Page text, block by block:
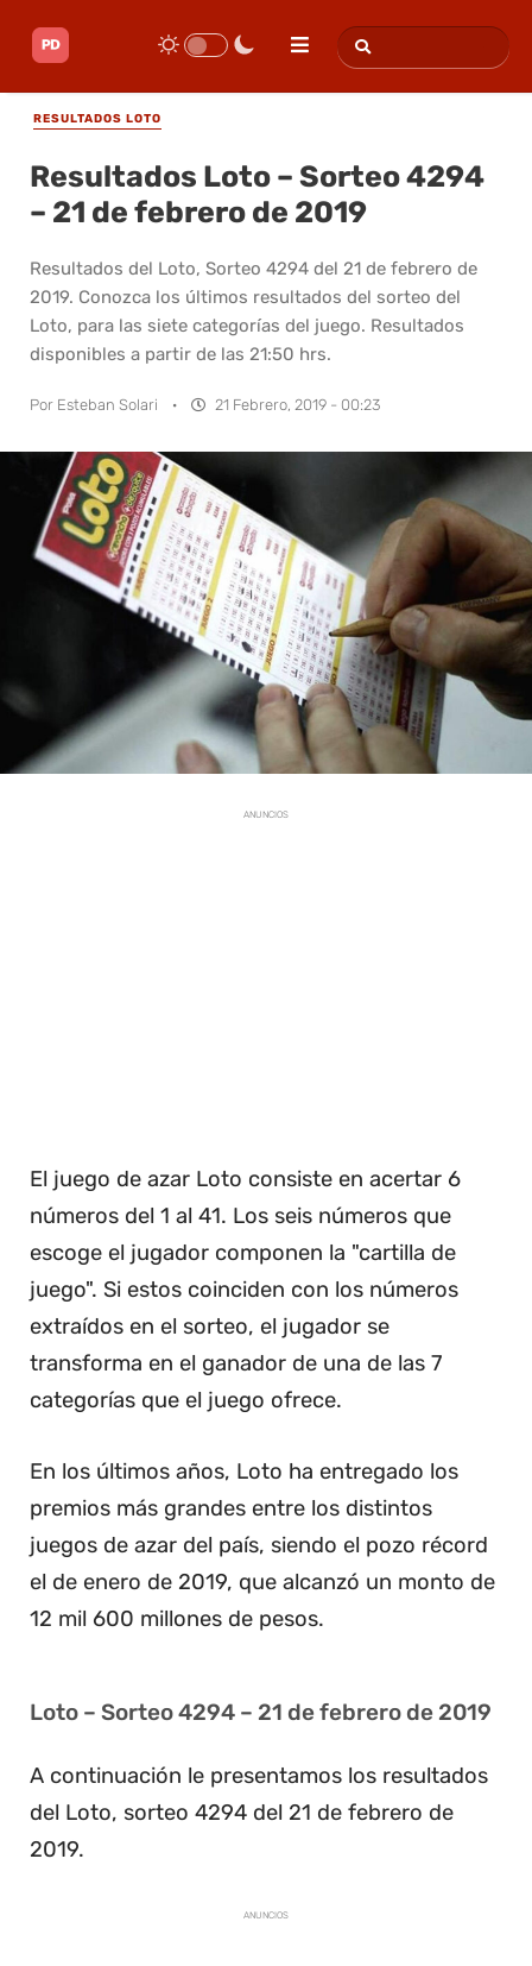
RESULTADOS LOTO
Resultados Loto – Sorteo 4294
– 21 de febrero de 2019
Resultados del Loto, Sorteo 4294 del 21 de febrero de
2019. Conozca los últimos resultados del sorteo del
Loto, para las siete categorías del juego. Resultados
disponibles a partir de las 21:50 hrs.
Por Esteban Solari · 21 Febrero, 2019 - 00:23
ANUNCIOS
El juego de azar Loto consiste en acertar 6
números del 1 al 41. Los seis números que
escoge el jugador componen la "cartilla de
juego". Si estos coinciden con los números
extraídos en el sorteo, el jugador se
transforma en el ganador de una de las 7
categorías que el juego ofrece.
En los últimos años, Loto ha entregado los
premios más grandes entre los distintos
juegos de azar del país, siendo el pozo récord
el de enero de 2019, que alcanzó un monto de
12 mil 600 millones de pesos.
Loto – Sorteo 4294 – 21 de febrero de 2019
A continuación le presentamos los resultados
del Loto, sorteo 4294 del 21 de febrero de
2019.
ANUNCIOS